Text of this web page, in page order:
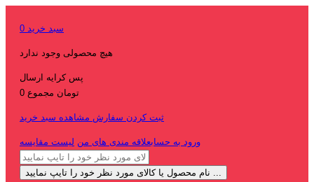
سبد خرید 0
هیچ محصولی وجود ندارد
پس کرایه ارسال
0 تومان مجموع
ثبت کردن سفارش مشاهده سبد خرید
ورود به حسابعلاقه مندی های من لیست مقایسه
نام محصول یا کالای مورد نظر خود را تایپ نمایید ...